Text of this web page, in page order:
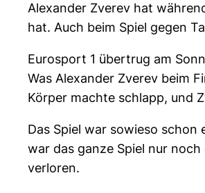
Alexander Zverev hat
hat. Auch beim Spiel gegen
Eurosport 1 übertrug am
Was Alexander Zverev beim
Körper machte schlapp, und
Das Spiel war sowieso
war das ganze Spiel nur
verloren.